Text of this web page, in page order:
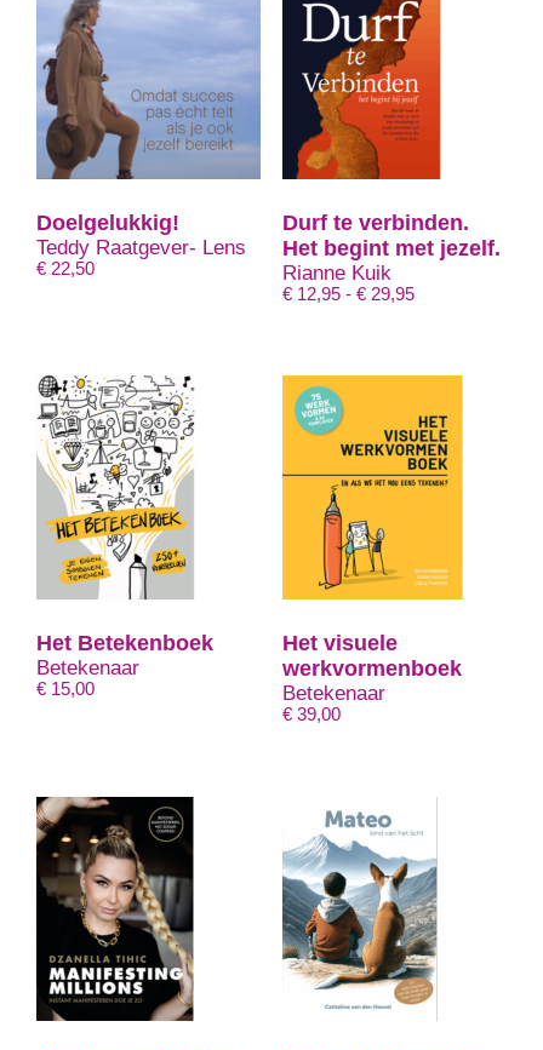
Doelgelukkig!
Teddy Raatgever- Lens
€ 22,50
Durf te verbinden.
Het begint met jezelf.
Rianne Kuik
€ 12,95 - € 29,95Prijsklasse:
Het Betekenboek
Betekenaar
€ 15,00
Het visuele
werkvormenboek
Betekenaar
€ 39,00